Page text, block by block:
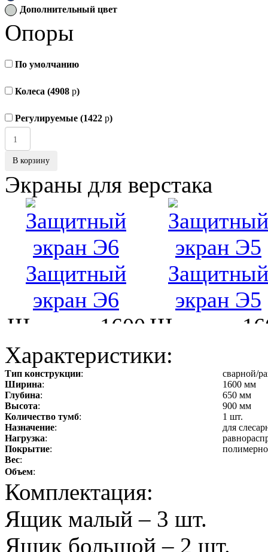
Дополнительный цвет
Опоры
По умолчанию
Колеса (4908 p)
Регулируемые (1422 p)
В корзину
Экраны для верстака
Защитный
экран Э6
Ширина: 1600
мм
9480
Защитный
экран Э5
Ширина:
19610p
В корзину
Характеристики:
Тип конструкции:
сварной/
Ширина:
1600 мм
Глубина:
650 мм
Высота:
900 мм
Количество тумб:
1 шт.
Назначение:
для
Нагрузка:
Покрытие:
Вес:
Объем:
Комплектация:
Ящик малый – 3 шт.
Ящик большой – 2 шт.